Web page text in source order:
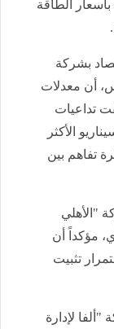
الطاقة
بشركة
أن معدلات
تداعيات
الأكثر
تفاهم بين
"الأهلي
مؤكداً أن
تثبيت
لإدارة